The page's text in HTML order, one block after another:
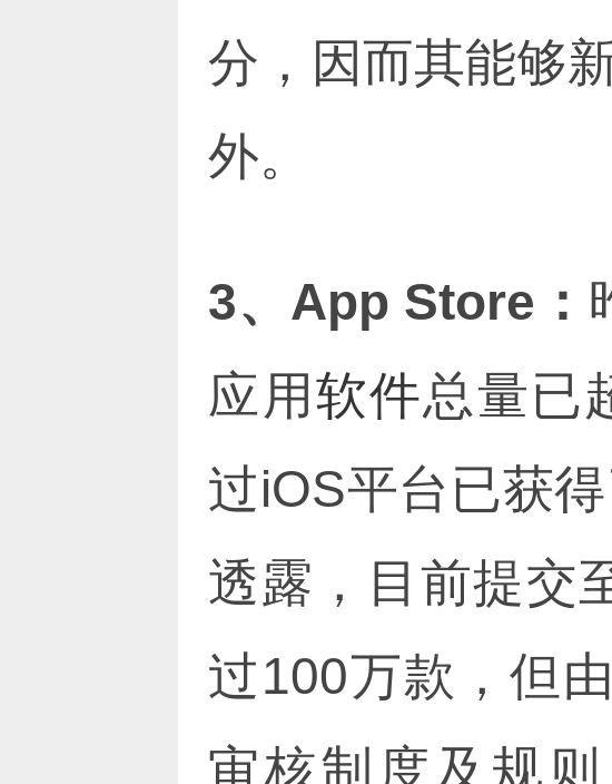
分，因而其能够
外。
3、App Store：
应用软件总量已
过iOS平台已获
透露，目前提交
过100万款，但
审核制度及规